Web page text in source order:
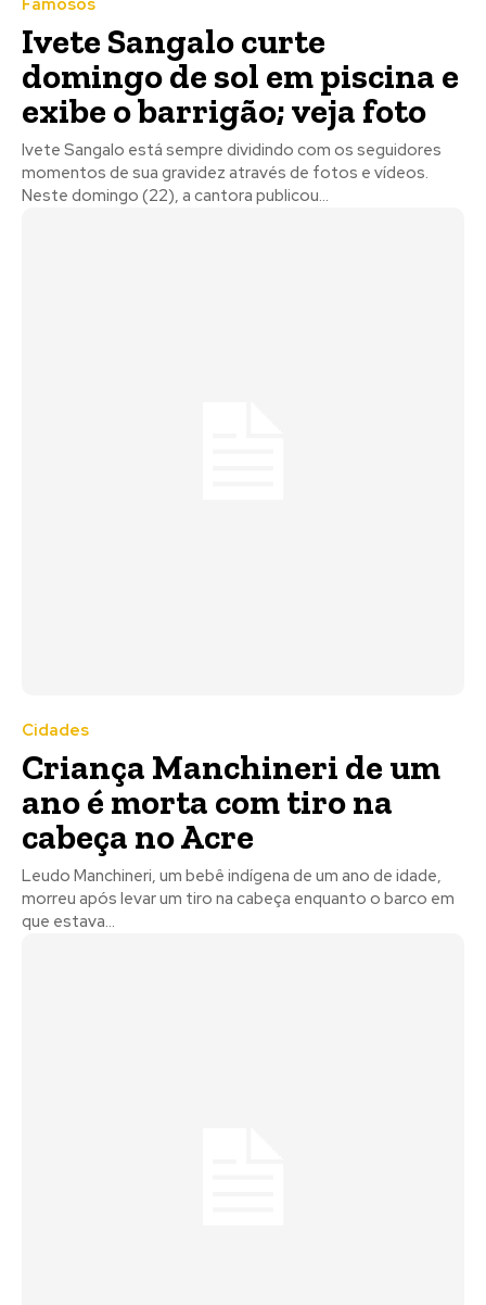
Ivete Sangalo curte
domingo de sol em piscina e
exibe o barrigão; veja foto
Ivete Sangalo está sempre dividindo com os seguidores
momentos de sua gravidez através de fotos e vídeos.
Neste domingo (22), a cantora publicou...
Cidades
Criança Manchineri de um
ano é morta com tiro na
cabeça no Acre
Leudo Manchineri, um bebê indígena de um ano de idade,
morreu após levar um tiro na cabeça enquanto o barco em
que estava...